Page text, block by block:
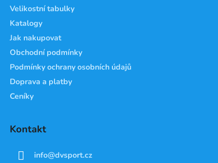
Velikostní tabulky
Katalogy
Jak nakupovat
Obchodní podmínky
Podmínky ochrany osobních údajů
Doprava a platby
Ceníky
Kontakt
info@dvsport.cz